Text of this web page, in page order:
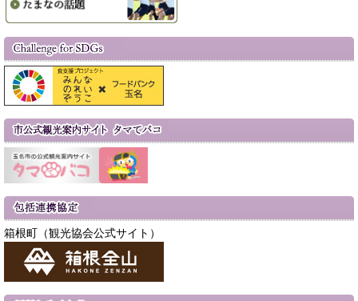
箱根町（観光協会公式サイト）